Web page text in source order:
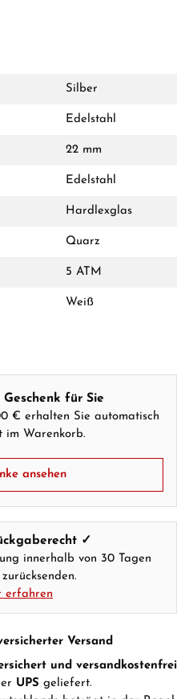
- Sam: 10:00 - 14:00
erhalten Sie ein
Produktsicherheit
Silber
Edelstahl
22 mm
Edelstahl
Hardlexglas
Quarz
5 ATM
Weiß
Geschenk für Sie
€ erhalten Sie automatisch
im Warenkorb.
ansehen
✓
innerhalb von 30 Tagen
erfahren
Versand
und versandkostenfrei
UPS geliefert.